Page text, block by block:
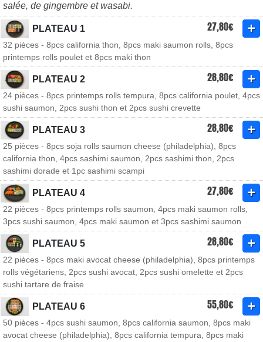
salée, de gingembre et wasabi.
PLATEAU 1 27,80€
32 pièces - 8pcs california thon, 8pcs maki saumon rolls, 8pcs
printemps rolls poulet et 8pcs maki thon
PLATEAU 2 28,80€
24 pièces - 8pcs printemps rolls tempura, 8pcs california poulet, 4pcs
sushi saumon, 2pcs sushi thon et 2pcs sushi crevette
PLATEAU 3 28,80€
25 pièces - 8pcs soja rolls saumon cheese (philadelphia), 8pcs
california thon, 4pcs sashimi saumon, 2pcs sashimi thon, 2pcs
sashimi dorade et 1pc sashimi scampi
PLATEAU 4 27,80€
22 pièces - 8pcs printemps rolls saumon, 4pcs maki saumon rolls,
3pcs sushi saumon, 4pcs maki saumon et 3pcs sashimi saumon
PLATEAU 5 28,80€
22 pièces - 8pcs maki avocat cheese (philadelphia), 8pcs printemps
rolls végétariens, 2pcs sushi avocat, 2pcs sushi omelette et 2pcs
sushi tartare de fraise
PLATEAU 6 55,80€
50 pièces - 4pcs sushi saumon, 8pcs california saumon, 8pcs maki
avocat cheese (philadelphia), 8pcs california tempura, 8pcs maki